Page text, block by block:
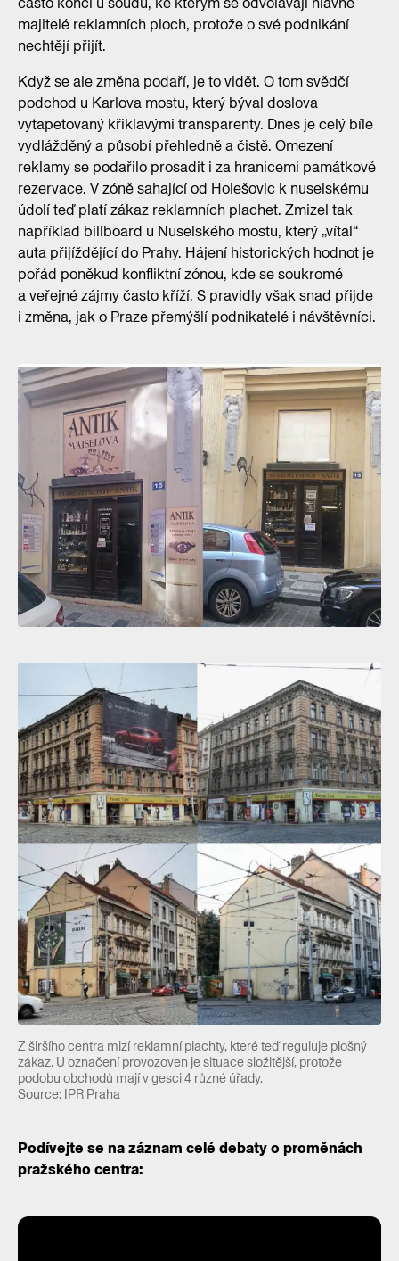
majitelé reklamních ploch, protože o své podnikání
nechtějí přijít.
Když se ale změna podaří, je to vidět. O tom svědčí
podchod u Karlova mostu, který býval doslova
vytapetovaný křiklavými transparenty. Dnes je celý bíle
vydlážděný a působí přehledně a čistě. Omezení
reklamy se podařilo prosadit i za hranicemi památkové
rezervace. V zóně sahající od Holešovic k nuselskému
údolí teď platí zákaz reklamních plachet. Zmizel tak
například billboard u Nuselského mostu, který „vítal“
auta přijíždějící do Prahy. Hájení historických hodnot je
pořád poněkud konfliktní zónou, kde se soukromé
a veřejné zájmy často kříží. S pravidly však snad přijde
i změna, jak o Praze přemýšlí podnikatelé i návštěvníci.
Z širšího centra mizí reklamní plachty, které teď reguluje plošný
zákaz. U označení provozoven je situace složitější, protože
podobu obchodů mají v gesci 4 různé úřady.
Source: IPR Praha
Podívejte se na záznam celé debaty o proměnách
pražského centra: